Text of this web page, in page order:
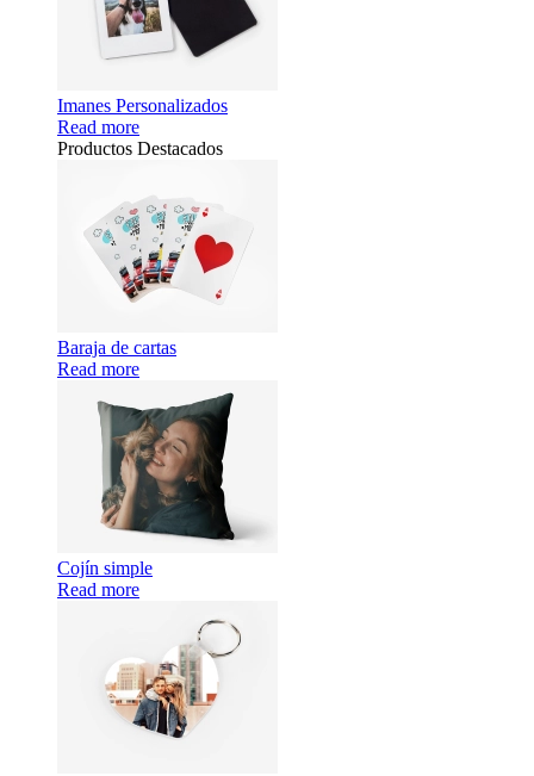
Imanes Personalizados
Read more
Productos Destacados
Baraja de cartas
Read more
Cojín simple
Read more